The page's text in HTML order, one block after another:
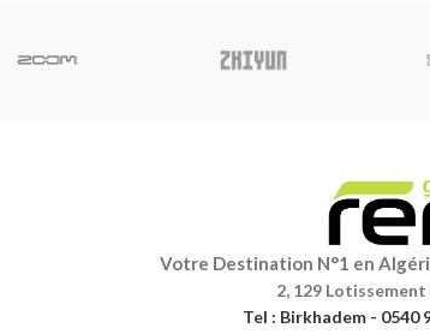
Votre Destination N°1 en
2, 129
Tel : Birkhadem - 0540